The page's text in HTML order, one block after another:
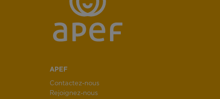
APEF
Contactez-nous
Rejoignez-nous